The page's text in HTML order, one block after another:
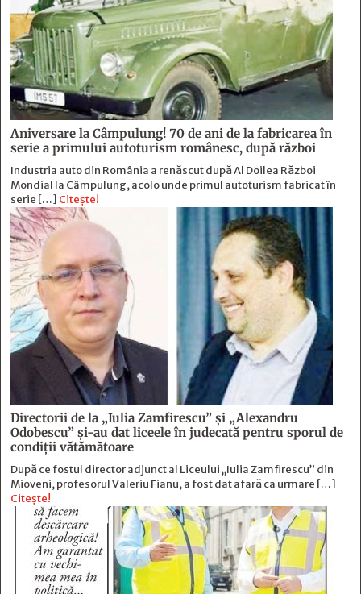
Aniversare la Câmpulung! 70 de ani de la fabricarea în
serie a primului autoturism românesc, după război
Industria auto din România a renăscut după Al Doilea Război
Mondial la Câmpulung, acolo unde primul autoturism fabricat în
serie […] Citește!
Directorii de la „Iulia Zamfirescu” și „Alexandru
Odobescu” și-au dat liceele în judecată pentru sporul de
condiții vătămătoare
După ce fostul director adjunct al Liceului „Iulia Zamfirescu” din
Mioveni, profesorul Valeriu Fianu, a fost dat afară ca urmare […]
Citește!